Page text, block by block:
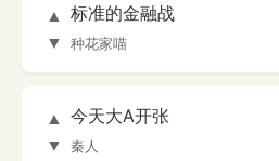
▲
▼
标准的金融战
种花家喵
▲
▼
今天大A开张
秦人